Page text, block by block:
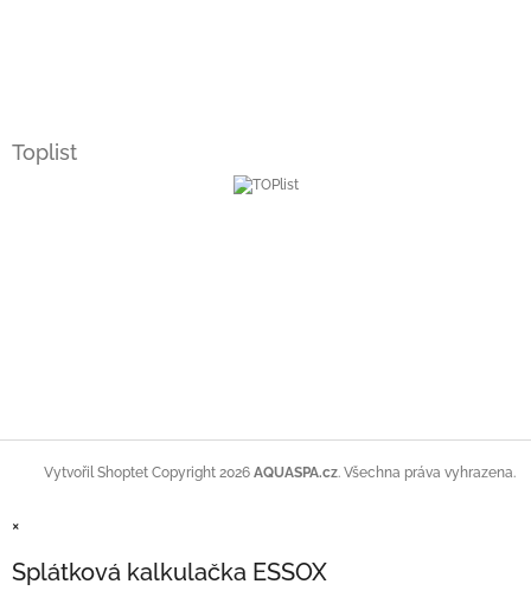
Toplist
Vytvořil Shoptet Copyright 2026 AQUASPA.cz. Všechna práva vyhrazena.
×
Splátková kalkulačka ESSOX